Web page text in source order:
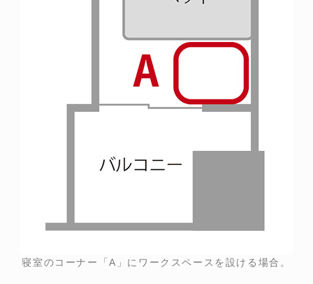
寝室のコーナー「A」にワークスペースを設ける場合。